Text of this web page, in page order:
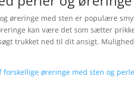
øreringe med sten er populære
kan være det som sætter
trukket ned til dit ansigt.
forskellige øreringe med sten og